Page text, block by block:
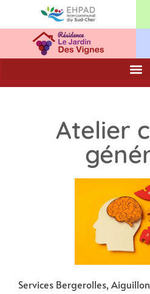
Atelier
Services Bergerolles, Aiguillon